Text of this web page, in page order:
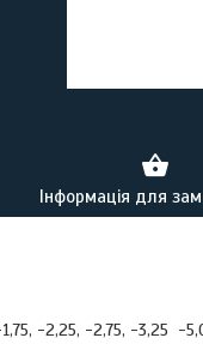
Інформація для
-2,25, -2,75, -3,25 -